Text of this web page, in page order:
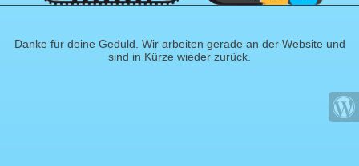
Danke für deine Geduld. Wir arbeiten gerade an der Website und
sind in Kürze wieder zurück.